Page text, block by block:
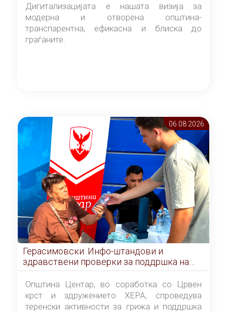
Дигитализацијата е нашата визија за
модерна и отворена општина-
транспарентна, ефикасна и блиска до
граѓаните.
06.08 2026
Герасимовски: Инфо-штандови и
здравствени проверки за поддршка на
граѓаните во услови на топлотен бран
Општина Центар, во соработка со Црвен
крст и здружението ХЕРА, спроведува
теренски активности за грижа и поддршка